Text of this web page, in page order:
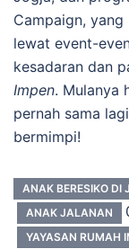
Campaign,
lewat event-
kesadaran dan
Impen. Mulanya
pernah sama
bermimpi!
ANAK BERESIKO DI
ANAK JALANAN
YAYASAN RUMAH